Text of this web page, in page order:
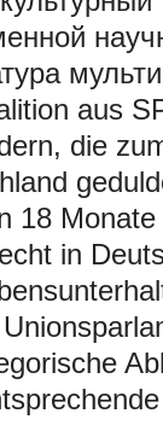
aus
die
18
in